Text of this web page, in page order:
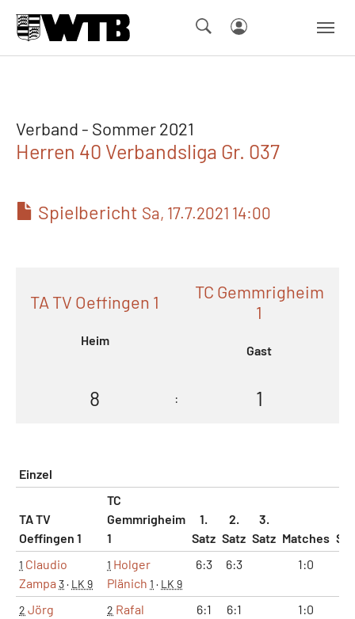
Verband - Sommer 2021
Herren 40 Verbandsliga Gr. 037
Spielbericht Sa, 17.7.2021 14:00
TA TV Oeffingen 1
Heim
TC Gemmrigheim
1
Gast
8 : 1
Einzel
TA TV
Oeffingen 1
TC
Gemmrigheim
1
1.
Satz
2.
Satz
3.
Satz Matches
1 Claudio
Zampa 3· LK 9
1 Holger
Plänich 1 · LK 9
6:3 6:3 1:0
2 Jörg
2 Rafal
6:1 6:1 1:0